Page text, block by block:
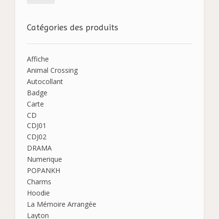
Catégories des produits
Affiche
Animal Crossing
Autocollant
Badge
Carte
CD
CDJ01
CDJ02
DRAMA
Numerique
POPANKH
Charms
Hoodie
La Mémoire Arrangée
Layton